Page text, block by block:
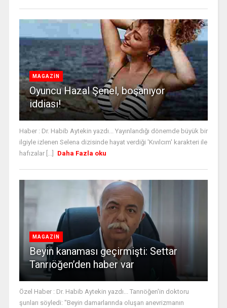
MAGAZİN
Oyuncu Hazal Şenel, boşanıyor
iddiası!
Haber : Dr. Habib Aytekin yazdı... Yayınlandığı dönemde büyük bir
ilgiyle izlenen Selena dizisinde hayat verdiği 'Kıvılcım' karakteri ile
hafızalar [...]
Daha Fazla oku
MAGAZİN
Beyin kanaması geçirmişti: Settar
Tanrıöğen’den haber var
Özel Haber : Dr. Habib Aytekin yazdı... Tanrıöğen'in doktoru
şunları söyledi: "Beyin damarlarında oluşan anevrizmanın